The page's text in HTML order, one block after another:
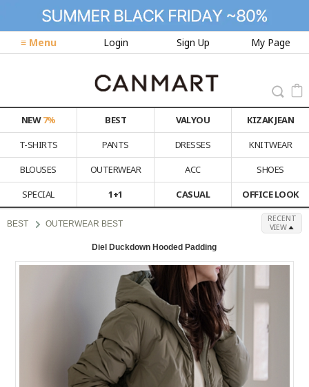
≡ Menu Login Sign Up My Page
NEW7% BEST VALYOU
KIZAK JEAN
T-SHIRTS
PANTS DRESSES
KNITWEAR
BLOUSES
OUTERWEAR ACC
SHOES
SPECIAL
1+1 CASUAL OFFICE LOOK
BEST OUTERWEAR BEST
RECENT
VIEW
Diel Duckdown Hooded Padding